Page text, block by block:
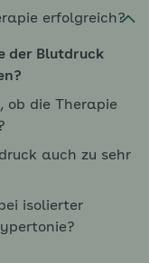
erfolgreich?
der Blutdruck
ob die Therapie
auch zu sehr
isolierter